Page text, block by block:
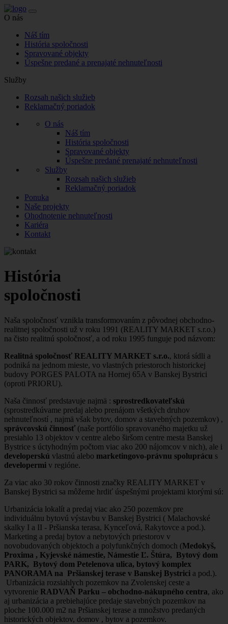
O nás
Náš tím
História spoločnosti
Spravované objekty
Úspešne predané a prenajaté nehnuteľnosti
Služby
Rozsah našich služieb
Reklamačný poriadok
O nás
Náš tím
História spoločnosti
Spravované objekty
Úspešne predané prenajaté nehnuteľnosti
Služby
Rozsah našich služieb
Reklamačný poriadok
Ponuka
Naše projekty
Ohodnotenie nehnuteľnosti
Kariéra
Kontakt
História
spoločnosti
Naša spoločnosť vznikla transformovaním z pôvodnej obchodno-
realitnej spoločnosti už v roku 1991 (REALITY MARKET s.r.o.)
na čisto realitnú spoločnosť, a od roku 1995 funguje pod názvom:
Realitná spoločnosť REALITY MARKET s.r.o., ktorá sídli a
podniká na jednom mieste, vo vlastných priestoroch historickej
budovy PORGES PALOTA na Hornej 65A v Banskej Bystrici
(oproti PRIORU).
Naša činnosť predstavuje najmä : sprostredkovateľskú
(sprostredkúvame predaj alebo prenájom všetkých druhov
nehnuteľností , najmä však bytov, domov a stavebných pozemkov) ,
správcovskú činnosť (naše portfólio spravovaného majetku už
presiahlo 13 objektov v centre alebo širšom centre mesta Banskej
Bystrice s úctyhodným počtom viac ako 200 nájomcov v nich), ale i
developerskú vlastnú alebo marketingovo-právnu spoluprácu s
developermi v regióne.
Za viac ako 30 rokov činnosti značky REALITY MARKET v
Banskej Bystrici sa môžeme hrdiť úspešnými projektami ktorými sú:
Urbanizácia lokalít a predaj viac ako 250 pozemkov pre
individuálnu bytovú výstavbu v Banskej Bystrici ( Malachovské
skalky I a II - Pršianska terasa, Kynceľová, Rakytovce a pod.).
Marketing a predaj bytov a nebytových priestorov v
novobudovaných objektoch a polyfunkčných domoch (Medokyš,
Proxima , Kyjevské námestie, Námestie Ľ. Štúra, Bytový dom
PARK, Bytový dom Petelenova ulica, bytový komplex
PANORAMA na Pršianskej terase v Banskej Bystrici a pod.).
Urbanizácia rozsiahlych pozemkov na Zvolenskej ceste a
vytvorenie RADVAŇ Parku – obchodno-nákupného centra, ako
aj urbanizácia a prebiehajúce predaje stavebných pozemkov na
ploche 100.000 m2 na Pršianskej terase a množstvo predaných
historických objektov, domov , bytov a pozemkov.